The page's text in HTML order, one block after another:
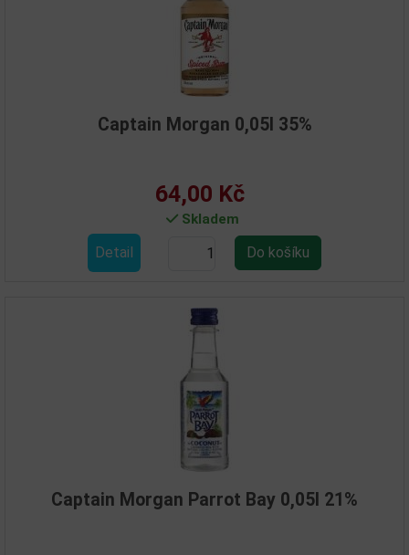
Captain Morgan 0,05l 35%
64,00 Kč
Skladem
Detail
Captain Morgan Parrot Bay 0,05l 21%